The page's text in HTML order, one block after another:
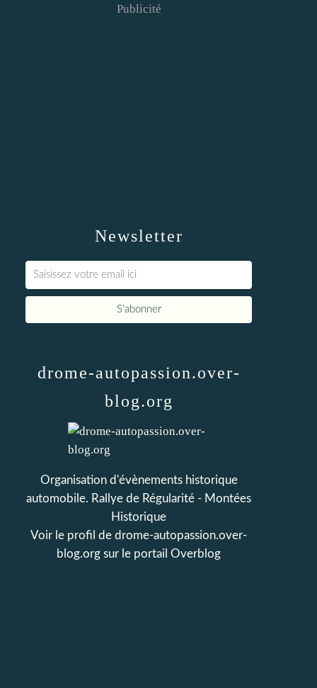
Newsletter
Publicité
drome-autopassion.over-
blog.org
Organisation d'évènements historique
automobile. Rallye de Régularité - Montées
Historique
Voir le profil de drome-autopassion.over-
blog.org sur le portail Overblog